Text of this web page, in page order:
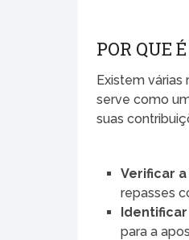
POR QUE
Existem
serve como
suas
Verificar
repasses
para a